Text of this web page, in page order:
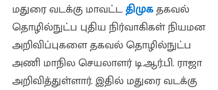
மதுரை வடக்கு மாவட்டதிமுகதகவல்
தொழில்நுட்ப புதிய நிர்வாகிகள் நியமன
அறிவிப்புகளை தகவல் தொழில்நுட்ப
அணி மாநில செயலாளர் டி.ஆர்.பி. ராஜா
அறிவித்துள்ளார். இதில் மதுரை வடக்கு